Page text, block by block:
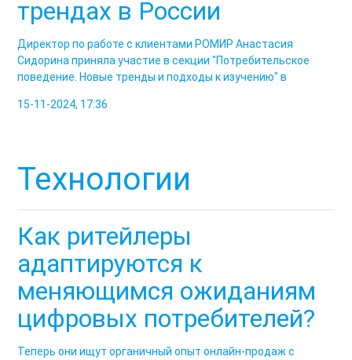
трендах в России
Директор по работе с клиентами РОМИР Анастасия
Сидорина приняла участие в секции "Потребительское
поведение. Новые тренды и подходы к изучению" в
15-11-2024, 17:36
Технологии
Как ритейлеры
адаптируются к
меняющимся ожиданиям
цифровых потребителей?
Теперь они ищут органичный опыт онлайн-продаж с